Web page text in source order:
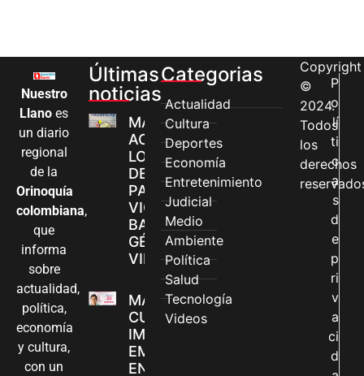
Nuestro
Llano es
un diario
regional
de la
Orinoquía
colombiana,
que
informa
sobre
actualidad,
política,
economía
y cultura,
con un
Últimas
noticias
MÁS MUJERES
ACCEDEN A
LOS CANALES
DE ATENCIÓN
PARA
VIOLENCIAS
BASADAS EN
GÉNERO EN
VILLAVICENCIO
MADRES
CUIDADORAS
IMPULSAN SUS
EMPRENDIMIENTOS
EN LA FERIA
Categorias
Actualidad
Cultura
Deportes
Economía
Entretenimiento
Judicial
Medio
Ambiente
Política
Salud
Tecnología
Videos
Copyright
©
2024.
Todos
los
derechos
P
o
lí
ti
c
a
s
d
e
p
ri
v
a
ci
d